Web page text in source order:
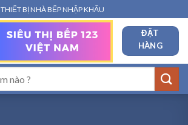
THIẾT BỊ NHÀ BẾP NHẬP KHẨU
ĐẶT
HÀNG